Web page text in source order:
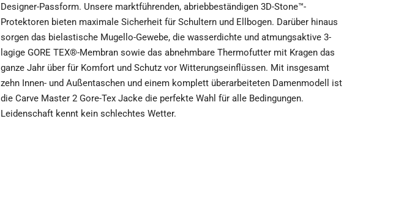
Designer-Passform. Unsere marktführenden, abriebbeständigen 3D-Stone™-
Protektoren bieten maximale Sicherheit für Schultern und Ellbogen. Darüber hinaus
sorgen das bielastische Mugello-Gewebe, die wasserdichte und atmungsaktive 3-
lagige GORE TEX®-Membran sowie das abnehmbare Thermofutter mit Kragen das
ganze Jahr über für Komfort und Schutz vor Witterungseinflüssen. Mit insgesamt
zehn Innen- und Außentaschen und einem komplett überarbeiteten Damenmodell ist
die Carve Master 2 Gore-Tex Jacke die perfekte Wahl für alle Bedingungen.
Leidenschaft kennt kein schlechtes Wetter.